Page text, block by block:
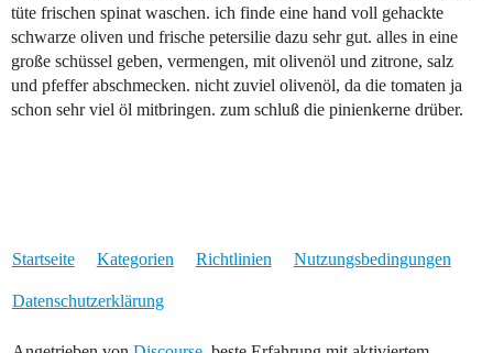
tüte frischen spinat waschen. ich finde eine hand voll gehackte
schwarze oliven und frische petersilie dazu sehr gut. alles in eine
große schüssel geben, vermengen, mit olivenöl und zitrone, salz
und pfeffer abschmecken. nicht zuviel olivenöl, da die tomaten ja
schon sehr viel öl mitbringen. zum schluß die pinienkerne drüber.
Startseite Kategorien Richtlinien Nutzungsbedingungen
Datenschutzerklärung